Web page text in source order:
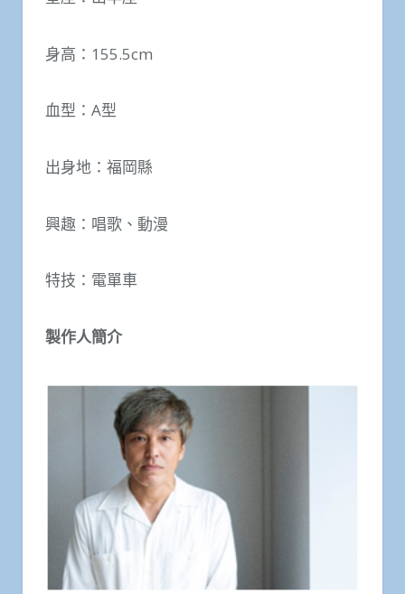
身高：155.5cm
血型：A型
出身地：福岡縣
興趣：唱歌、動漫
特技：電單車
製作人簡介